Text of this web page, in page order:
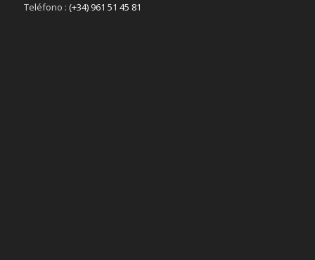
Teléfono : (+34) 961 51 45 81